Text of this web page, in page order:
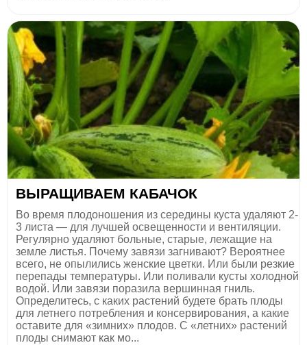
ВЫРАЩИВАЕМ КАБАЧОК
Во время плодоношения из середины куста удаляют 2-
3 листа — для лучшей освещенности и вентиляции.
Регулярно удаляют больные, старые, лежащие на
земле листья. Почему завязи загнивают? Вероятнее
всего, не опылились женские цветки. Или были резкие
перепады температуры. Или поливали кусты холодной
водой. Или завязи поразила вершинная гниль.
Определитесь, с каких растений будете брать плоды
для летнего потребления и консервирования, а какие
оставите для «зимних» плодов. С «летних» растений
плоды снимают как мо...